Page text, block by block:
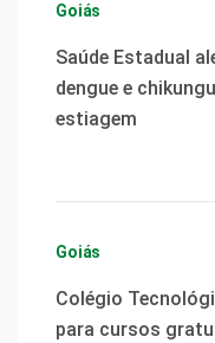
Goiás
Saúde Estadual
dengue e
estiagem
Goiás
Colégio
para cursos